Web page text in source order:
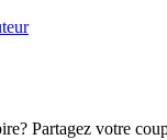
Partagez votre